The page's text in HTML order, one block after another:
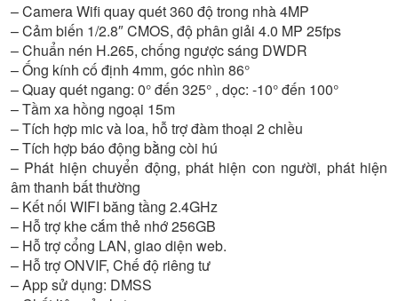
– Camera Wifi quay quét 360 độ trong nhà 4MP
– Cảm biến 1/2.8″ CMOS, độ phân giải 4.0 MP 25fps
– Chuẩn nén H.265, chống ngược sáng DWDR
– Ống kính cố định 4mm, góc nhìn 86°
– Quay quét ngang: 0° đến 325° , dọc: -10° đến 100°
– Tầm xa hồng ngoại 15m
– Tích hợp mic và loa, hỗ trợ đàm thoại 2 chiều
– Tích hợp báo động bằng còi hú
– Phát hiện chuyển động, phát hiện con người, phát hiện
âm thanh bất thường
– Kết nối WIFI băng tầng 2.4GHz
– Hỗ trợ khe cắm thẻ nhớ 256GB
– Hỗ trợ cổng LAN, giao diện web.
– Hỗ trợ ONVIF, Chế độ riêng tư
– App sử dụng: DMSS